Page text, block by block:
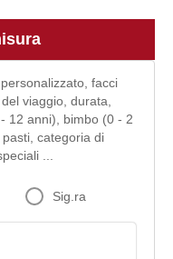
facci
viaggio, durata,
12 anni), bimbo (0 - 2
categoria di
...
Sig.ra